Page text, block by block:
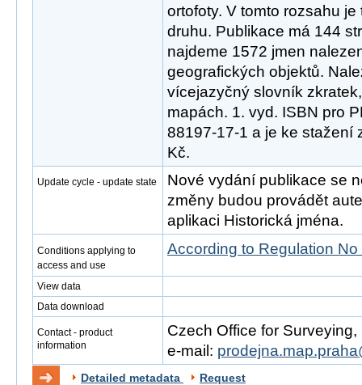
ortofoty. V tomto rozsahu
druhu. Publikace má 144
najdeme 1572 jmen
geografických objektů.
vícejazyčný slovník
mapách. 1. vyd. ISBN pro
88197-17-1 a je ke stažení
Kč.
Update cycle - update state
Nové vydání publikace se
změny budou provádět
aplikaci Historická jména.
Conditions applying to
access and use
According to Regulation
View data
Data download
Contact - product
information
Czech Office for
e-mail:
Detailed metadata
Request